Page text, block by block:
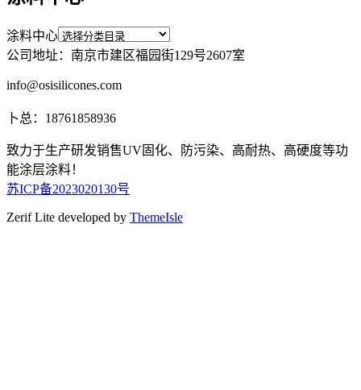
涂料中心
公司地址：南京市建区福园街129号2607室
info@osisilicones.com
卜总：18761858936
致力于生产研发销售UV固化、防污染、高耐热、高硬度等功
能涂层涂料！
苏ICP备2023020130号
Zerif Lite developed by ThemeIsle